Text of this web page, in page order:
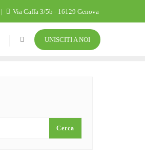
Via Caffa 3/5b - 16129 Genova
UNISCITI A NOI
Cerca